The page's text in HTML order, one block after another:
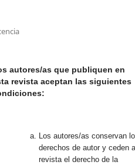
autores/as que publiquen en
revista aceptan las siguientes
Los autores/as conservan
derechos de autor y ceden
revista el derecho de la